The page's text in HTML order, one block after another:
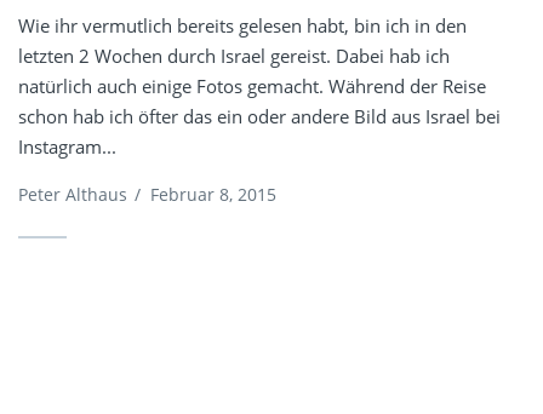
Wie ihr vermutlich bereits gelesen habt, bin ich in den
letzten 2 Wochen durch Israel gereist. Dabei hab ich
natürlich auch einige Fotos gemacht. Während der Reise
schon hab ich öfter das ein oder andere Bild aus Israel bei
Instagram...
Peter Althaus / Februar 8, 2015